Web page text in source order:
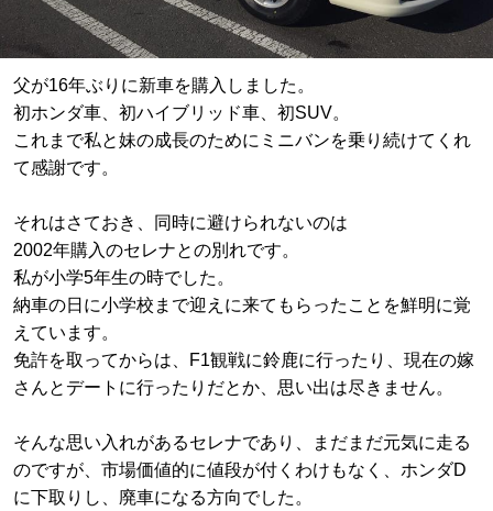
父が16年ぶりに新車を購入しました。
初ホンダ車、初ハイブリッド車、初SUV。
これまで私と妹の成長のためにミニバンを乗り続けてくれ
て感謝です。
それはさておき、同時に避けられないのは
2002年購入のセレナとの別れです。
私が小学5年生の時でした。
納車の日に小学校まで迎えに来てもらったことを鮮明に覚
えています。
免許を取ってからは、F1観戦に鈴鹿に行ったり、現在の嫁
さんとデートに行ったりだとか、思い出は尽きません。
そんな思い入れがあるセレナであり、まだまだ元気に走る
のですが、市場価値的に値段が付くわけもなく、ホンダD
に下取りし、廃車になる方向でした。